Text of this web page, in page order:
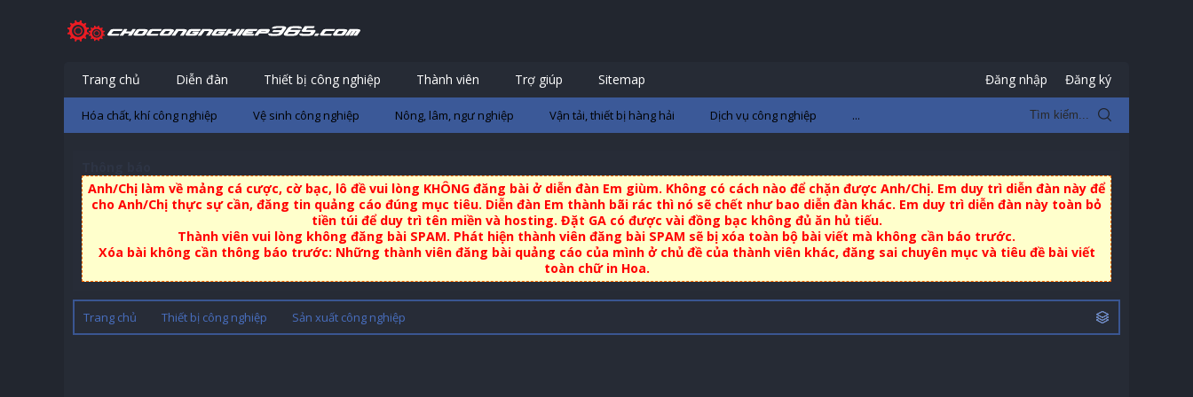
Anh/Chị làm về mảng cá cược, cờ bạc, lô đề vui lòng KHÔNG đăng bài ở diễn đàn Em giùm. Không có cách nào để chặn được Anh/Chị. Em duy trì diễn đàn này để
cho Anh/Chị thực sự cần, đăng tin quảng cáo đúng mục tiêu. Diễn đàn Em thành bãi rác thì nó sẽ chết như bao diễn đàn khác. Em duy trì diễn đàn này toàn bỏ
tiền túi để duy trì tên miền và hosting. Đặt GA có được vài đồng bạc không đủ ăn hủ tiếu.
Thành viên vui lòng không đăng bài SPAM. Phát hiện thành viên đăng bài SPAM sẽ bị xóa toàn bộ bài viết mà không cần báo trước.
Xóa bài không cần thông báo trước: Những thành viên đăng bài quảng cáo của mình ở chủ đề của thành viên khác, đăng sai chuyên mục và tiêu đề bài viết
toàn chữ in Hoa.
Trang chủ Thiết bị công nghiệp Sản xuất công nghiệp
Trang chủ Diễn đàn Thiết bị công nghiệp
Hóa chất, khí công nghiệp Vệ sinh công nghiệp Nông, lâm, ngư nghiệp Vận tải, thiết bị hàng hải Dịch vụ công nghiệp ...
Thành viên Trợ giúp Sitemap Đăng nhập Đăng ký